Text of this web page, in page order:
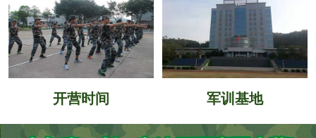
开营时间 军训基地